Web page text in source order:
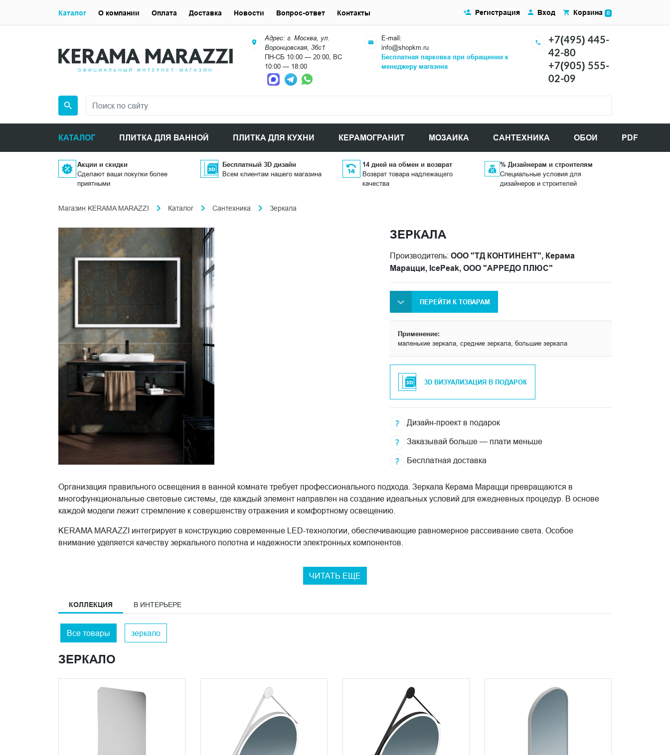
Адрес: г. Москва, ул.
Воронцовская, 36с1
ПН-СБ 10:00 — 20:00, ВС
10:00 — 18:00
E-mail:
info@shopkm.ru
Бесплатная парковка при обращении к
менеджеру магазина
+7(495) 445-
42-80
+7(905) 555-
02-09
КАТАЛОГ ПЛИТКА ДЛЯ ВАННОЙ ПЛИТКА ДЛЯ КУХНИ КЕРАМОГРАНИТ МОЗАИКА САНТЕХНИКА ОБОИ PDF
Регистрация Вход Корзина 0
Каталог О компании Оплата Доставка Новости Вопрос-ответ Контакты
Акции и скидки
Сделают ваши покупки более
приятными
Бесплатный 3D дизайн
Всем клиентам нашего магазина
14 дней на обмен и возврат
Возврат товара надлежащего
качества
% Дизайнерам и строителям
Специальные условия для
дизайнеров и строителей
Магазин KERAMA MARAZZI Каталог Сантехника Зеркала
ЗЕРКАЛА
Производитель: ООО "ТД КОНТИНЕНТ", Керама
Марацци, IcePeak, ООО "АРРЕДО ПЛЮС"
ПЕРЕЙТИ К ТОВАРАМ
Применение:
маленькие зеркала, средние зеркала, большие зеркала
3D ВИЗУАЛИЗАЦИЯ В ПОДАРОК
Дизайн-проект в подарок
Заказывай больше — плати меньше
Бесплатная доставка
Организация правильного освещения в ванной комнате требует профессионального подхода. Зеркала Керама Марацци превращаются в
многофункциональные световые системы, где каждый элемент направлен на создание идеальных условий для ежедневных процедур. В основе
каждой модели лежит стремление к совершенству отражения и комфортному освещению.
KERAMA MARAZZI интегрирует в конструкцию современные LED-технологии, обеспечивающие равномерное рассеивание света. Особое
внимание уделяется качеству зеркального полотна и надежности электронных компонентов.
интеллектуальное управление подсветкой;
регулировка цветовой температуры света;
встроенная система антизапотевания;
бесконтактные сенсоры включения;
Философия света
В дизайне зеркал прослеживается стремление к созданию идеального баланса между функциональностью и эстетикой. KERAMA MARAZZI
переосмысливает традиционные представления об освещении, создавая системы, которые адаптируются под индивидуальные потребности.
ЧИТАТЬ ЕЩЕ
КОЛЛЕКЦИЯ В ИНТЕРЬЕРЕ
Все товары зеркало
ЗЕРКАЛО